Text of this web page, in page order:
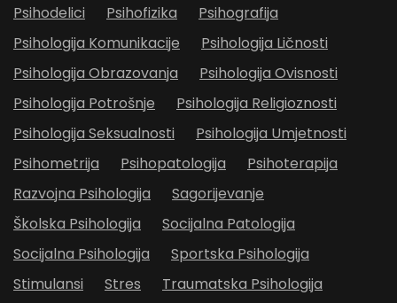
Psihodelici
Psihofizika
Psihografija
Psihologija Komunikacije
Psihologija Ličnosti
Psihologija Obrazovanja
Psihologija Ovisnosti
Psihologija Potrošnje
Psihologija Religioznosti
Psihologija Seksualnosti
Psihologija Umjetnosti
Psihometrija
Psihopatologija
Psihoterapija
Razvojna Psihologija
Sagorijevanje
Školska Psihologija
Socijalna Patologija
Socijalna Psihologija
Sportska Psihologija
Stimulansi
Stres
Traumatska Psihologija